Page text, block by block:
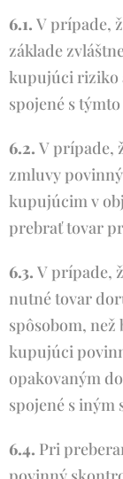
6.1. V prípade,
základe
kupujúci riziko
spojené s
6.2. V prípade,
zmluvy
kupujúcim v
prebrať tovar
6.3. V prípade,
nutné tovar
spôsobom, než
kupujúci
opakovaným
spojené s iným
6.4. Pri